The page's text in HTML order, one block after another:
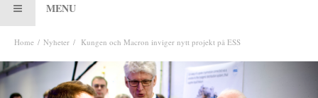
MENU
Home Nyheter Kungen och Macron inviger nytt projekt på ESS